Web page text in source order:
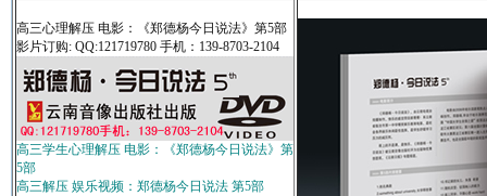
高三心理解压 电影：《郑德杨今日说法》第5部
影片订购: QQ:121719780 手机：139-8703-2104
高三学生心理解压 电影：《郑德杨今日说法》第
5部
高三解压 娱乐视频：郑德杨今日说法 第5部